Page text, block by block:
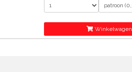
Winkelwagen